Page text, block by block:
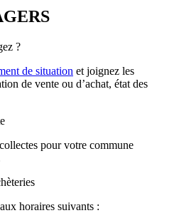
?
de situation et joignez les
de vente ou d’achat, état des
pour votre commune
horaires suivants :